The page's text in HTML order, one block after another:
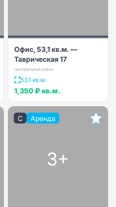
Офис, 53,1 кв.м. —
Таврическая 17
Центральный район
53.1 кв.м.
1,350 ₽ кв.м.
C Аренда
3+